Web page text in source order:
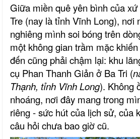
Giữa miền quê yên bình của xứ
Tre (nay là tỉnh Vĩnh Long), nơi
nghiêng mình soi bóng trên
một không gian trầm mặc
đến cũng phải chậm lại: khu
cụ Phan Thanh Giản ở Ba Tri (
Thạnh, tỉnh Vĩnh Long). Không
nhoáng, nơi đây mang trong
riêng - sức hút của lịch sử, của
câu hỏi chưa bao giờ cũ.